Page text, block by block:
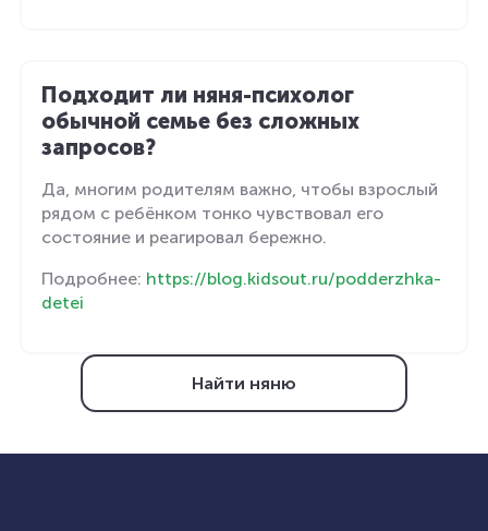
Подходит ли няня-психолог
обычной семье без сложных
запросов?
Да, многим родителям важно, чтобы взрослый
рядом с ребёнком тонко чувствовал его
состояние и реагировал бережно.
Подробнее: https://blog.kidsout.ru/podderzhka-
detei
Найти няню